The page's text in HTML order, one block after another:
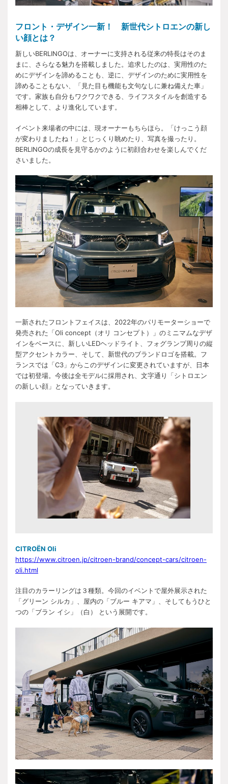
フロント・デザイン一新！ 新世代シトロエンの新し
い顔とは？
新しいBERLINGOは、オーナーに支持される従来の特長はそのま
まに、さらなる魅力を搭載しました。追求したのは、実用性のた
めにデザインを諦めることも、逆に、デザインのために実用性を
諦めることもない、「見た目も機能も文句なしに兼ね備えた車」
です。家族も自分もワクワクできる、ライフスタイルを創造する
相棒として、より進化しています。
イベント来場者の中には、現オーナーもちらほら。「けっこう顔
が変わりましたね！」とじっくり眺めたり、写真を撮ったり。
BERLINGOの成長を見守るかのように初顔合わせを楽しんでくだ
さいました。
一新されたフロントフェイスは、2022年のパリモーターショーで
発売された「Oli concept（オリ コンセプト）」のミニマムなデザ
インをベースに、新しいLEDヘッドライト、フォグランプ周りの縦
型アクセントカラー、そして、新世代のブランドロゴを搭載。フ
ランスでは「C3」からこのデザインに変更されていますが、日本
では初登場。今後は全モデルに採用され、文字通り「シトロエン
の新しい顔」となっていきます。
CITROËN Oli
https://www.citroen.jp/citroen-brand/concept-cars/citroen-
oli.html
注目のカラーリングは３種類。今回のイベントで屋外展示された
「グリーン シルカ」、屋内の「ブルー キアマ」、そしてもうひと
つの「ブラン イシ」（白） という展開です。